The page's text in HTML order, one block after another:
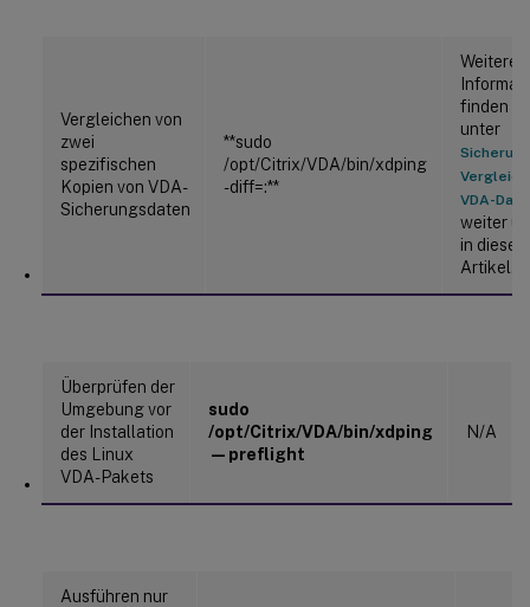
Vergleichen von
zwei
spezifischen
Kopien von VDA-
Sicherungsdaten
**sudo
/opt/Citrix/VDA/bin/xdping
-diff=:**
Weitere
finden
unter
Vergleich
VDA-
weiter
in diesem
Artikel.
Überprüfen der
Umgebung vor
der Installation
des Linux
VDA-Pakets
sudo
/opt/Citrix/VDA/bin/xdping
—preflight
N/A
Ausführen nur